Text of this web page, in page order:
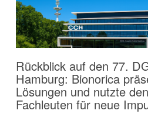
Rückblick auf den 77.
Hamburg: Bionorica
Lösungen und nutzte
Fachleuten für neue